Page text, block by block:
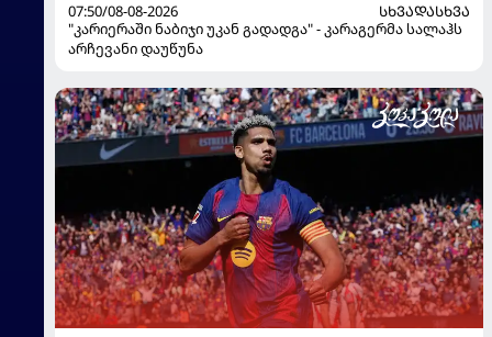
07:50/08-08-2026
ᲡᲮᲕᲐᲓᲐᲡᲮᲕᲐ
"კარიერაში ნაბიჯი უკან გადადგა" - კარაგერმა სალაჰს
არჩევანი დაუწუნა